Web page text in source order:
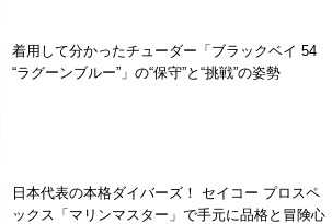
着用して分かったチューダー「ブラックベイ 54
“ラグーンブルー”」の“保守”と“挑戦”の姿勢
日本代表の本格ダイバーズ！ セイコー プロスペ
ックス「マリンマスター」で手元に品格と冒険心